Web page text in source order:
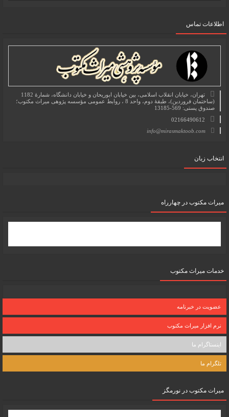
اطلاعات تماس
تهران، خیابان انقلاب اسلامی، بین خیابان ابوریحان و خیابان دانشگاه، شمارۀ 1182
(ساختمان فروردین)، طبقۀ دوم، واحد 8 ، روابط عمومی مؤسسه پژوهی میراث مکتوب؛
صندوق پستی: 569-13185
02166490612
info@mirasmaktoob.com
انتخاب زبان
میرات مکتوب در چهارراه
خدمات میراث مکتوب
عضویت در خبرنامه
نرم افزار میراث مکتوب
اینستاگرام ما
تلگرام ما
میرات مکتوب در نورمگز